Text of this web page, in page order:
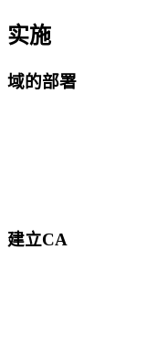
实施
域的部署
建立CA